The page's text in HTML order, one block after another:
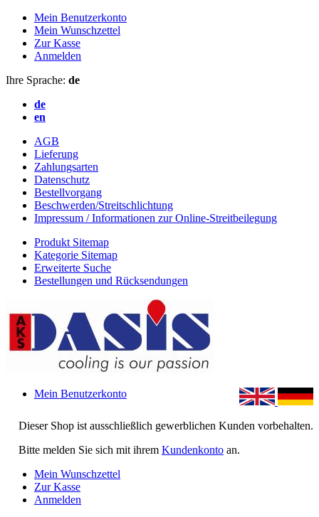
Mein Benutzerkonto
Mein Wunschzettel
Zur Kasse
Anmelden
Ihre Sprache: de
de
en
AGB
Lieferung
Zahlungsarten
Datenschutz
Bestellvorgang
Beschwerden/Streitschlichtung
Impressum / Informationen zur Online-Streitbeilegung
Produkt Sitemap
Kategorie Sitemap
Erweiterte Suche
Bestellungen und Rücksendungen
Dieser Shop ist ausschließlich gewerblichen Kunden vorbehalten.
Bitte melden Sie sich mit ihrem Kundenkonto an.
Mein Benutzerkonto
Mein Wunschzettel
Zur Kasse
Anmelden